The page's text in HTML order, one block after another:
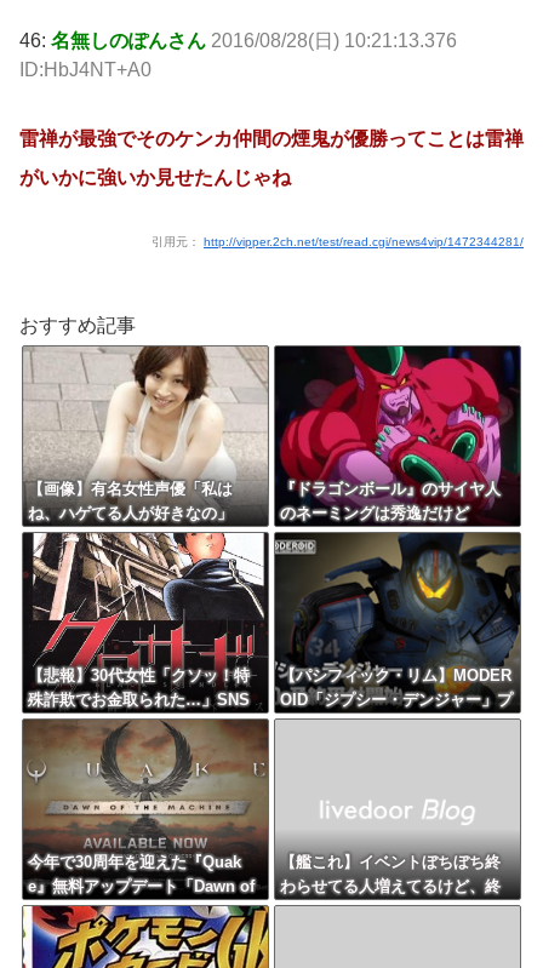
46: 名無しのぽんさん 2016/08/28(日) 10:21:13.376
ID:HbJ4NT+A0
雷禅が最強でそのケンカ仲間の煙鬼が優勝ってことは雷禅
がいかに強いか見せたんじゃね
引用元： http://vipper.2ch.net/test/read.cgi/news4vip/1472344281/
おすすめ記事
【画像】有名女性声優「私は
ね、ハゲてる人が好きなの」
『ドラゴンボール』のサイヤ人
のネーミングは秀逸だけど
【悲報】30代女性「クソッ！特
殊詐欺でお金取られた…」SNS
「詐欺られたお金、取り戻せま
す」女性「これだ！」→結果ｗ
ｗｗｗ
【パシフィック・リム】MODER
OID「ジプシー・デンジャー」プ
ラモデル【10日予約開始】
今年で30周年を迎えた『Quak
e』無料アップデート「Dawn of
the Machine」が配信開始
【艦これ】イベントぼちぼち終
わらせてる人増えてるけど、終
わったらみんな何してる？